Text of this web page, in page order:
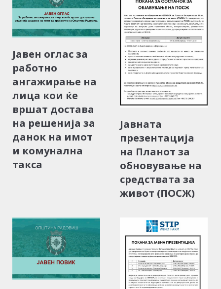
Јавен оглас за
работно
ангажирање на
лица кои ќе
вршат достава
на решенија за
данок на имот
и комунална
такса
Јавната
презентација
на Планот за
обновување на
средствата за
живот (ПОСЖ)